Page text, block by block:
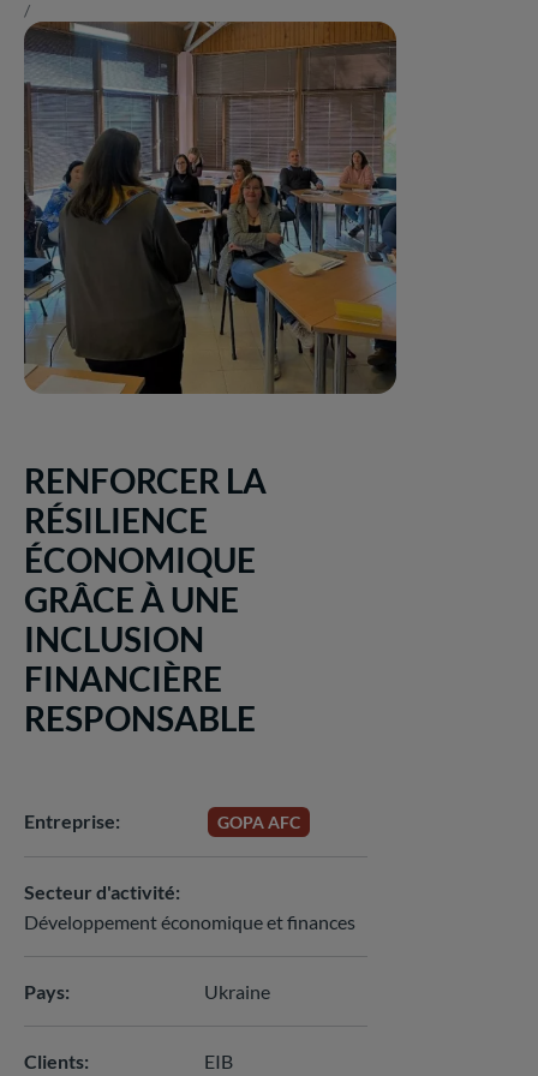
/
RENFORCER LA
RÉSILIENCE
ÉCONOMIQUE
GRÂCE À UNE
INCLUSION
FINANCIÈRE
RESPONSABLE
Entreprise GOPA AFC
Secteur d'activité
Développement économique et finances
Pays Ukraine
Clients EIB